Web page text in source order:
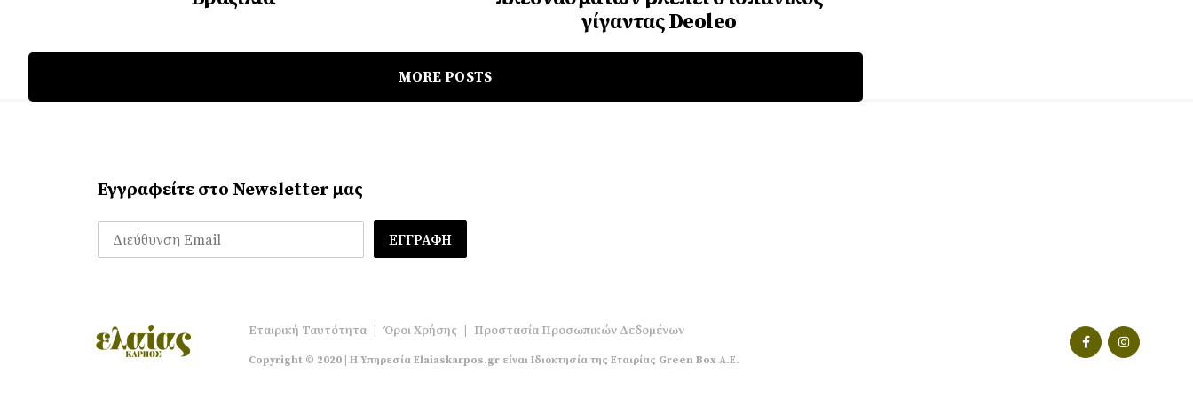
γίγαντας Deoleo
MORE POSTS
Εγγραφείτε στο Newsletter μας
Εταιρική Ταυτότητα Όροι Χρήσης Προστασία Προσωπικών Δεδομένων
Copyright © 2020 | Η Υπηρεσία Elaiaskarpos.gr είναι Ιδιοκτησία της Εταιρίας Green Box A.E.